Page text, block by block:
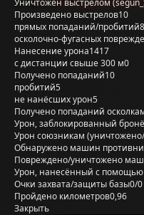
Уничтожен выстрелом
Произведено выстрелов10
прямых попаданий/пробитий
осколочно-фугасных
Нанесение урона1417
с дистанции свыше 300 м0
Получено попаданий10
пробитий5
не нанёсших урон5
Получено попаданий
Урон, заблокированный
Урон союзникам
Обнаружено машин
Повреждено/уничтожено
Урон, нанесённый с помощью
Очки захвата/защиты базы0/0
Пройдено километров0,96
Закрыть